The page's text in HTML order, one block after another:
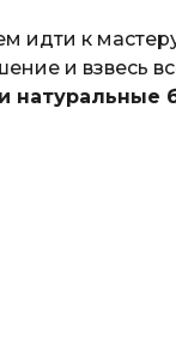
идти к
и взвесь
натуральные